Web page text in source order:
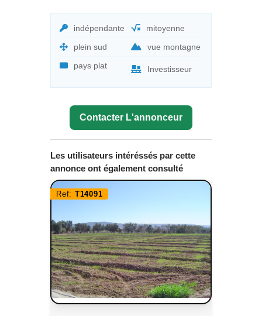
indépendante
mitoyenne
plein sud
vue montagne
pays plat
Investisseur
Contacter L'annonceur
Les utilisateurs intéréssés par cette
annonce ont également consulté
Ref: T14091